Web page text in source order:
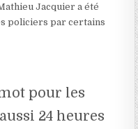
Jacquier a été
policiers par certains
pour les
24 heures